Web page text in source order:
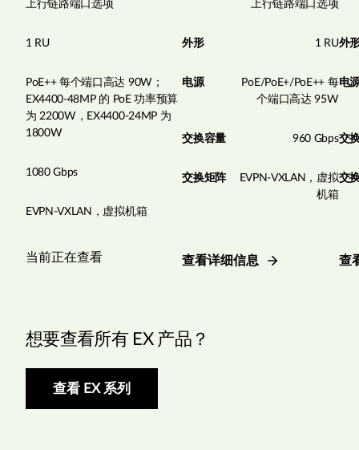
上行链路端口选项
1 RU
PoE++ 每个端口高达 90W；
EX4400-48MP 的 PoE 功率预算
为 2200W，EX4400-24MP 为
1800W
1080 Gbps
EVPN-VXLAN，虚拟机箱
当前正在查看
上行链路端口选项
外形 1 RU
电源
PoE/PoE+/PoE++ 每
个端口高达 95W
交换容量 960 Gbps
交换矩阵
EVPN-VXLAN，虚拟
机箱
查看详细信息
外
电
交
交
查
想要查看所有 EX 产品？
查看 EX 系列